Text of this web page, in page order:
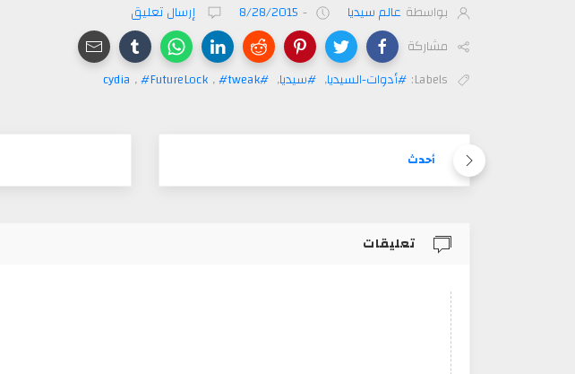
بواسطة عالم سيديا -
8/28/2015
إرسال تعليق
مشاركة
Labels: #أدوات-السيديا, #سيديا,
#cydia
,#FutureLock ,#tweak
أحدث
تعليقات